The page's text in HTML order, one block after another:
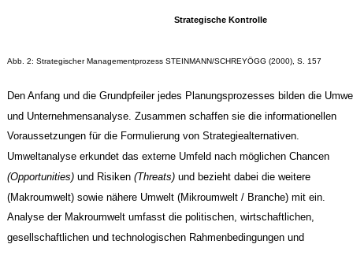
Abb. 2: Strategischer Managementprozess STEINMANN/SCHREYÖGG (2000), S. 157
Den Anfang und die Grundpfeiler jedes Planungsprozesses bilden die
und Unternehmensanalyse. Zusammen schaffen sie die informationellen
Voraussetzungen für die Formulierung von Strategiealternativen.
Umweltanalyse erkundet das externe Umfeld nach möglichen Chancen
(Opportunities)und Risiken (Threats)und bezieht dabei die weitere
(Makroumwelt) sowie nähere Umwelt (Mikroumwelt / Branche) mit ein.
Analyse der Makroumwelt umfasst die politischen, wirtschaftlichen,
gesellschaftlichen und technologischen Rahmenbedingungen und
Strategische Kontrolle